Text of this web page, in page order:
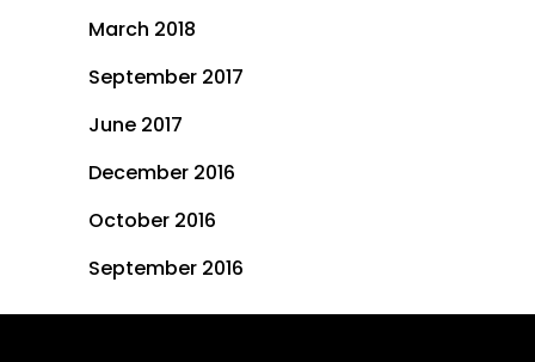
March 2018
September 2017
June 2017
December 2016
October 2016
September 2016